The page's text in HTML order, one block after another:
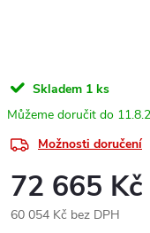
Skladem 1 ks
Možnosti doručení
72 665 Kč
60 054 Kč bez DPH